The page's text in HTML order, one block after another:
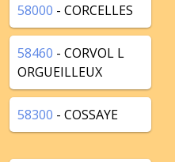
58000 - CORCELLES
58460 - CORVOL L
ORGUEILLEUX
58300 - COSSAYE